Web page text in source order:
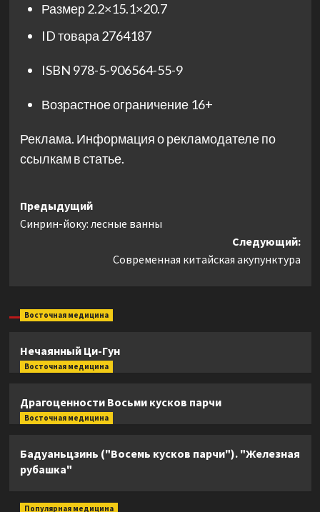
Размер2.2×15.1×20.7
ID товара 2764187
ISBN 978-5-906564-55-9
Возрастное ограничение 16+
Реклама. Информация о рекламодателе по
ссылкам в статье.
Навигация
записи
Предыдущий
Синрин-йоку: лесные ванны
Следующий:
Современная китайская акупунктура
Восточная медицина
Нечаянный Ци-Гун
Восточная медицина
Драгоценности Восьми кусков парчи
Восточная медицина
Бадуаньцзинь ("Восемь кусков парчи"). "Железная
рубашка"
Популярная медицина